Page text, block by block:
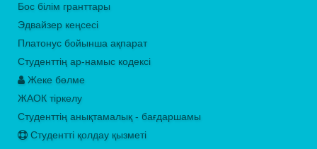
Бос білім гранттары
Эдвайзер кеңсесі
Платонус бойынша ақпарат
Студенттің ар-намыс кодексі
Жеке бөлме
ЖАОК тіркелу
Студенттің анықтамалық - бағдаршамы
Студентті қолдау қызметі